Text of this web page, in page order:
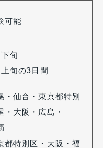
可能
下旬
旬の3日間
・仙台・東京都特別
・大阪・広島・
都特別区・大阪・福